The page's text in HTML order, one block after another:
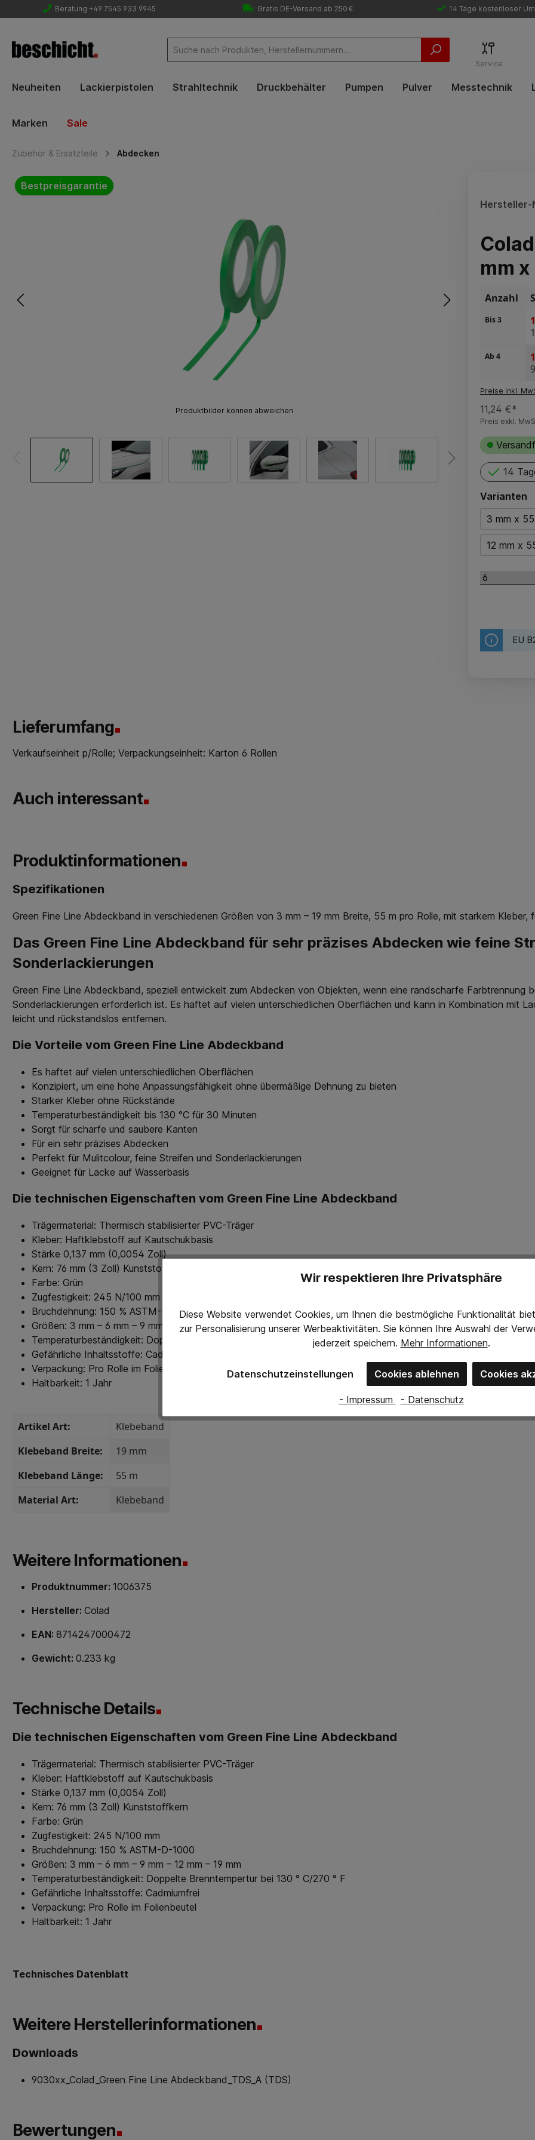
Beratung +49 7545 933 9945 Gratis DE-Versand ab 250 € 14 Tage kostenloser
Service
Neuheiten Lackierpistolen Strahltechnik Druckbehälter Pumpen Pulver Messtechnik
Marken Sale
Zubehör & Ersatzteile Abdecken
Bildergalerie überspringen
Bestpreisgarantie
Produktbilder können abweichen
Hersteller-
mm
Anzahl
Bis3
Ab 4
Preise inkl.
11,24 €*
Preis exkl.
14
Varianten
3 mm x
12 mm x
EU
Lieferumfang
Verkaufseinheit p/Rolle; Verpackungseinheit: Karton 6 Rollen
Auch interessant
Produktinformationen
Spezifikationen
Green Fine Line Abdeckband in verschiedenen Größen von 3 mm – 19 mm Breite, 55 m pro Rolle, mit starkem
Das Green Fine Line Abdeckband für sehr präzises Abdecken wie feine
Sonderlackierungen
Green Fine Line Abdeckband, speziell entwickelt zum Abdecken von Objekten, wenn eine randscharfe Farbtrennung
Sonderlackierungen erforderlich ist. Es haftet auf vielen unterschiedlichen Oberflächen und kann in Kombination mit
leicht und rückstandslos entfernen.
Die Vorteile vom Green Fine Line Abdeckband
Es haftet auf vielen unterschiedlichen Oberflächen
Konzipiert, um eine hohe Anpassungsfähigkeit ohne übermäßige Dehnung zu bieten
Starker Kleber ohne Rückstände
Temperaturbeständigkeit bis 130 °C für 30 Minuten
Sorgt für scharfe und saubere Kanten
Für ein sehr präzises Abdecken
Perfekt für Mulitcolour, feine Streifen und Sonderlackierungen
Geeignet für Lacke auf Wasserbasis
Die technischen Eigenschaften vom Green Fine Line Abdeckband
Trägermaterial: Thermisch stabilisierter PVC-Träger
Kleber: Haftklebstoff auf Kautschukbasis
Stärke 0,137 mm (0,0054 Zoll)
Kern: 76 mm (3 Zoll) Kunststoffkern
Farbe: Grün
Zugfestigkeit: 245 N/100 mm
Bruchdehnung: 150 % ASTM-D-1000
Größen: 3 mm – 6 mm – 9 mm – 12 mm – 19 mm
Temperaturbeständigkeit: Doppelte Brenntempertur bei 130 ° C/270 ° F
Gefährliche Inhaltsstoffe: Cadmiumfrei
Verpackung: Pro Rolle im Folienbeutel
Haltbarkeit: 1 Jahr
Artikel Art:
Klebeband
Klebeband Breite:
19 mm
Klebeband Länge:
55 m
Material Art:
Klebeband
Weitere Informationen
Produktnummer: 1006375
Hersteller: Colad
EAN: 8714247000472
Gewicht: 0.233 kg
Technische Details
Die technischen Eigenschaften vom Green Fine Line Abdeckband
Trägermaterial: Thermisch stabilisierter PVC-Träger
Kleber: Haftklebstoff auf Kautschukbasis
Stärke 0,137 mm (0,0054 Zoll)
Kern: 76 mm (3 Zoll) Kunststoffkern
Farbe: Grün
Zugfestigkeit: 245 N/100 mm
Bruchdehnung: 150 % ASTM-D-1000
Größen: 3 mm – 6 mm – 9 mm – 12 mm – 19 mm
Temperaturbeständigkeit: Doppelte Brenntempertur bei 130 ° C/270 ° F
Gefährliche Inhaltsstoffe: Cadmiumfrei
Verpackung: Pro Rolle im Folienbeutel
Haltbarkeit: 1 Jahr
Technisches Datenblatt
Weitere Herstellerinformationen
Downloads
9030xx_Colad_Green Fine Line Abdeckband_TDS_A (TDS)
Bewertungen
Wir respektieren Ihre Privatsphäre
Diese Website verwendet Cookies, um Ihnen die bestmögliche Funktionalität
zur Personalisierung unserer Werbeaktivitäten. Sie können Ihre Auswahl der
jederzeit speichern. Mehr Informationen.
Datenschutzeinstellungen Cookies ablehnen Cookies
- Impressum - Datenschutz